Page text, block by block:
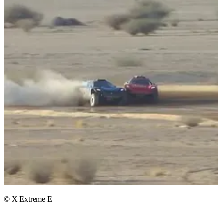
© X Extreme E